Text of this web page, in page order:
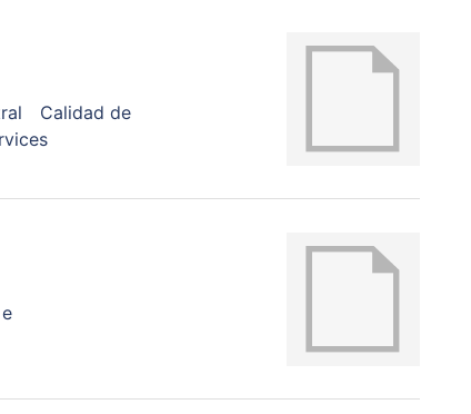
Calidad de